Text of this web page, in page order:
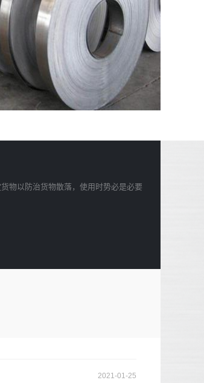
物以防治货物散落，使用时势必是必要
2021-01-25